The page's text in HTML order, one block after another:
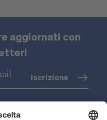
aggiornati con
iscrizione